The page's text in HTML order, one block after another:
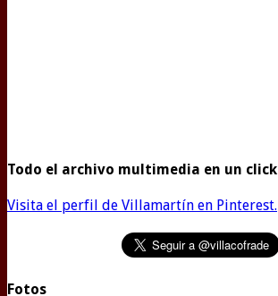
Todo el archivo multimedia en un click
Visita el perfil de Villamartín en Pinterest.
Fotos